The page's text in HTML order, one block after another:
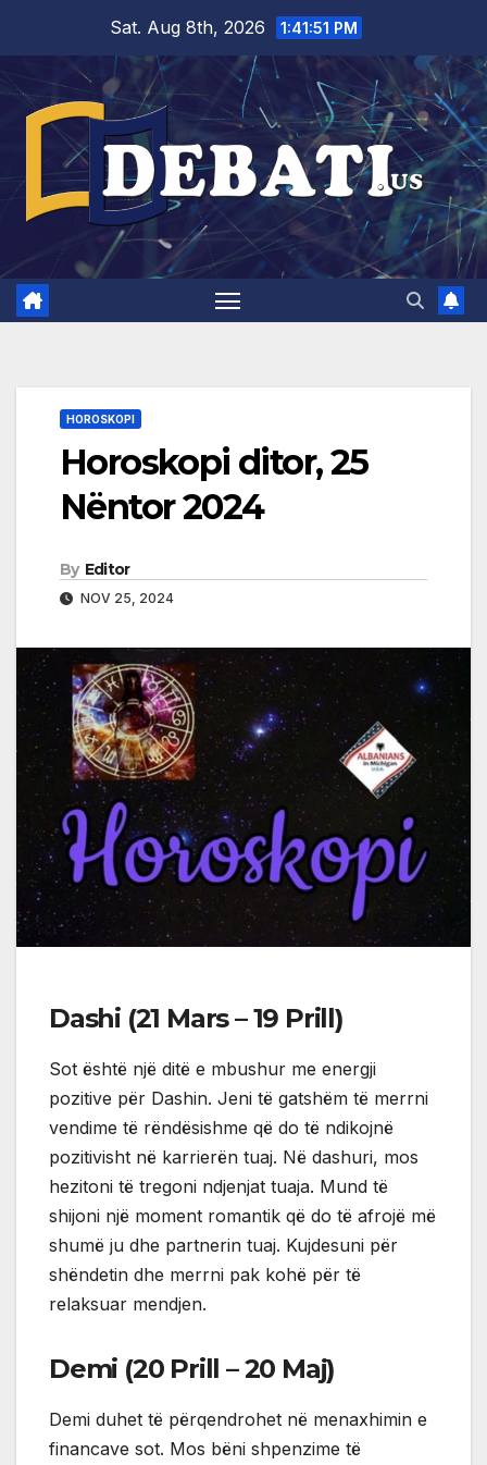
content
Sat. Aug 8th, 2026 1:41:52 PM
HOROSKOPI
Horoskopi ditor, 25
Nëntor 2024
By Editor
NOV 25, 2024
Dashi (21 Mars – 19 Prill)
Sot është një ditë e mbushur me energji
pozitive për Dashin. Jeni të gatshëm të merrni
vendime të rëndësishme që do të ndikojnë
pozitivisht në karrierën tuaj. Në dashuri, mos
hezitoni të tregoni ndjenjat tuaja. Mund të
shijoni një moment romantik që do të afrojë më
shumë ju dhe partnerin tuaj. Kujdesuni për
shëndetin dhe merrni pak kohë për të
relaksuar mendjen.
Demi (20 Prill – 20 Maj)
Demi duhet të përqendrohet në menaxhimin e
financave sot. Mos bëni shpenzime të